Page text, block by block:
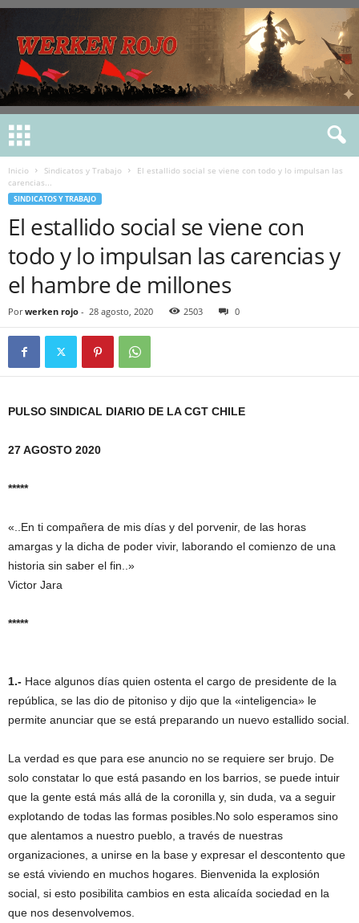
Inicio Sindicatos y Trabajo
El estallido social se viene con todo y lo impulsan las
carencias...
SINDICATOS Y TRABAJO
El estallido social se viene con
todo y lo impulsan las carencias y
el hambre de millones
Por werken rojo - 28 agosto, 2020 2503 0
PULSO SINDICAL DIARIO DE LA CGT CHILE
27 AGOSTO 2020
*****
«..En ti compañera de mis días y del porvenir, de las horas
amargas y la dicha de poder vivir, laborando el comienzo de una
historia sin saber el fin..»
Victor Jara
*****
1.- Hace algunos días quien ostenta el cargo de presidente de la
república, se las dio de pitoniso y dijo que la «inteligencia» le
permite anunciar que se está preparando un nuevo estallido social.
La verdad es que para ese anuncio no se requiere ser brujo. De
solo constatar lo que está pasando en los barrios, se puede intuir
que la gente está más allá de la coronilla y, sin duda, va a seguir
explotando de todas las formas posibles.No solo esperamos sino
que alentamos a nuestro pueblo, a través de nuestras
organizaciones, a unirse en la base y expresar el descontento que
se está viviendo en muchos hogares. Bienvenida la explosión
social, si esto posibilita cambios en esta alicaída sociedad en la
que nos desenvolvemos.